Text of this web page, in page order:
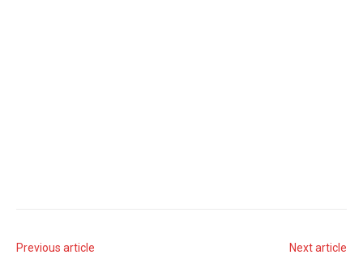
Previous article Next article